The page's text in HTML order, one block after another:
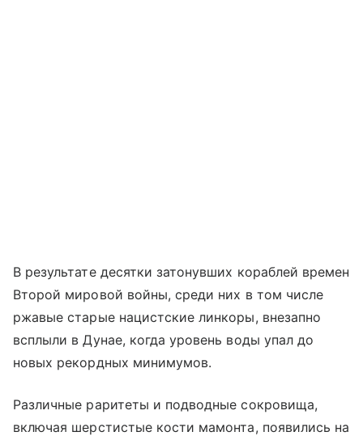
В результате десятки затонувших кораблей времен
Второй мировой войны, среди них в том числе
ржавые старые нацистские линкоры, внезапно
всплыли в Дунае, когда уровень воды упал до
новых рекордных минимумов.
Различные раритеты и подводные сокровища,
включая шерстистые кости мамонта, появились на